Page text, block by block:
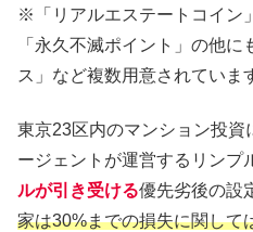
※「リアルエステートコイン
「永久不滅ポイント」の他
ス」など複数用意されていま
東京23区内のマンション投資
ージェントが運営するリンプ
ルが引き受ける優先劣後の設
家は30%までの損失に関して